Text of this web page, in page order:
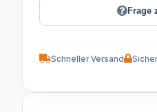
Frage
Schneller Versand